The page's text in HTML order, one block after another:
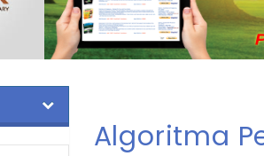
Algoritma